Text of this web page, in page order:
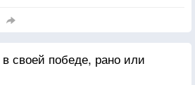
своей победе, рано или